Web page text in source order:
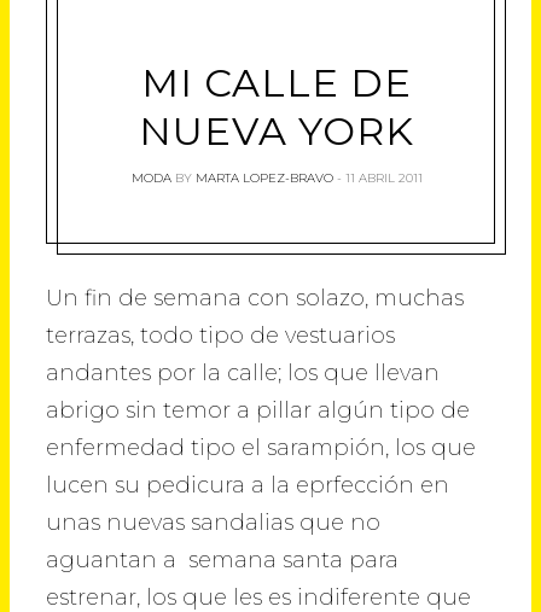
MI CALLE DE
NUEVA YORK
MODA BY MARTA LOPEZ-BRAVO 11 ABRIL 2011
Un fin de semana con solazo, muchas
terrazas, todo tipo de vestuarios
andantes por la calle; los que llevan
abrigo sin temor a pillar algún tipo de
enfermedad tipo el sarampión, los que
lucen su pedicura a la eprfección en
unas nuevas sandalias que no
aguantan a semana santa para
estrenar, los que les es indiferente que